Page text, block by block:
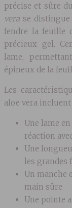
précise et sûre
vera se
fendre la feuille
précieux gel.
lame,
épineux de la
Les
aloe vera incluent
Une lame
réaction
Une
les grandes
Un manche
main sûre
Une pointe